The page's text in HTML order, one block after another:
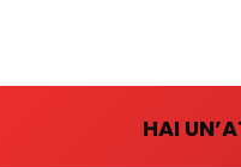
HAI